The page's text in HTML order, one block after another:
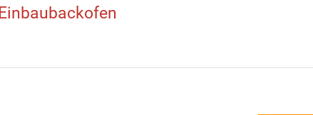
Einbaubackofen